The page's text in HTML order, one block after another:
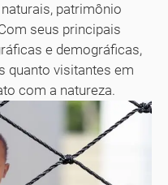
patrimônio
seus principais
e demográficas,
quanto visitantes em
com a natureza.